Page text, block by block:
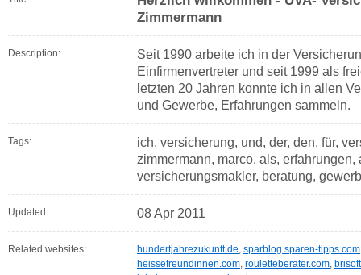
Zimmermann
Description:
Seit 1990 arbeite ich in der
Einfirmenvertreter und seit 1999 als
letzten 20 Jahren konnte ich in allen
und Gewerbe, Erfahrungen sammeln.
Tags:
ich, versicherung, und, der, den, für,
zimmermann, marco, als,
versicherungsmakler, beratung,
Updated: 08 Apr 2011
Related websites: hundertjahrezukunft.de, sparblog.sparen-tipps.com
heissefreundinnen.com, rouletteberater.com,